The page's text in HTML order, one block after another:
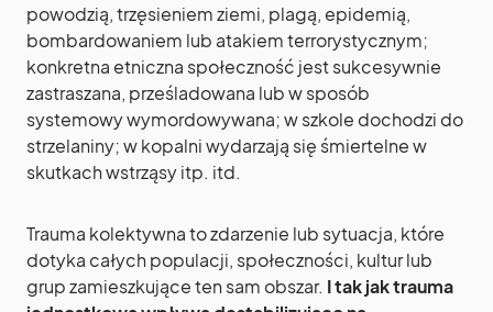
powodzią, trzęsieniem ziemi, plagą, epidemią,
bombardowaniem lub atakiem terrorystycznym;
konkretna etniczna społeczność jest sukcesywnie
zastraszana, prześladowana lub w sposób
systemowy wymordowywana; w szkole dochodzi do
strzelaniny; w kopalni wydarzają się śmiertelne w
skutkach wstrząsy itp. itd.
Trauma kolektywna to zdarzenie lub sytuacja, które
dotyka całych populacji, społeczności, kultur lub
grup zamieszkujące ten sam obszar. I tak jak trauma